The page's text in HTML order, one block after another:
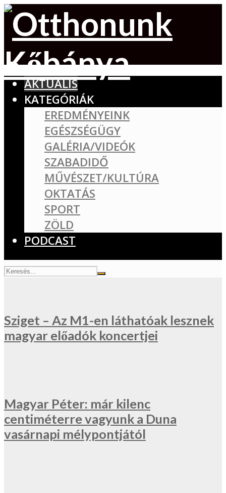
AKTUÁLIS
KATEGÓRIÁK
EREDMÉNYEINK
EGÉSZSÉGÜGY
GALÉRIA/VIDEÓK
SZABADIDŐ
MŰVÉSZET/KULTÚRA
OKTATÁS
SPORT
ZÖLD
PODCAST
Sziget – Az M1-en láthatóak lesznek
magyar előadók koncertjei
Magyar Péter: már kilenc
centiméterre vagyunk a Duna
vasárnapi mélypontjától